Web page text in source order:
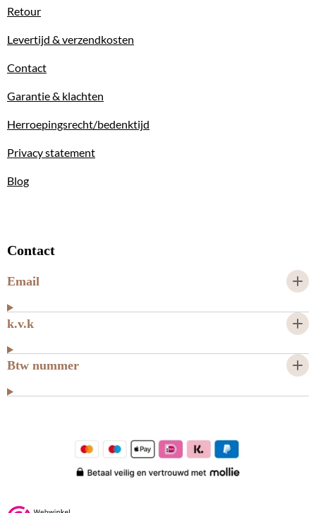
Retour
Levertijd & verzendkosten
Contact
Garantie & klachten
Herroepingsrecht/bedenktijd
Privacy statement
Blog
Contact
Email
k.v.k
Btw nummer